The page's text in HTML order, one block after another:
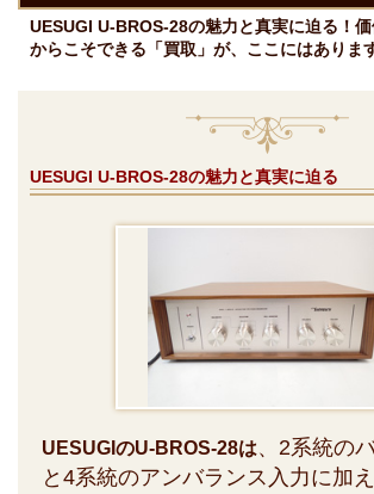
UESUGI U-BROS-28の魅力と真実に迫る！
からこそできる「買取」が、ここにはあります
UESUGI U-BROS-28の魅力と真実に迫る
UESUGIのU-BROS-28は、2系統の
と4系統のアンバランス入力に加